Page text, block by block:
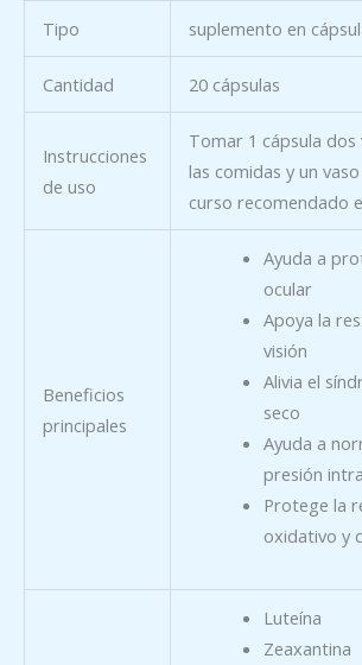
Tipo suplemento en
Cantidad 20 cápsulas
Instrucciones
de uso
Tomar 1 cápsula dos
las comidas y un
curso recomendado
Beneficios
principales
Ayuda a
ocular
Apoya la
visión
Alivia el
seco
Ayuda a
presión
Protege la
oxidativo y
Luteína
Zeaxantina